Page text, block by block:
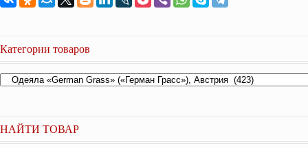
Категории товаров
НАЙТИ ТОВАР